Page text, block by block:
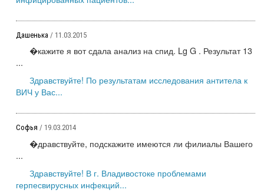
Дашенька / 11.03.2015
�кажите я вот сдала анализ на спид. Lg G . Результат 13
...
Здравствуйте! По результатам исследования антитела к
ВИЧ у Вас...
Софья / 19.03.2014
�дравствуйте, подскажите имеются ли филиалы Вашего
...
Здравствуйте! В г. Владивостоке проблемами
герпесвирусных инфекций...